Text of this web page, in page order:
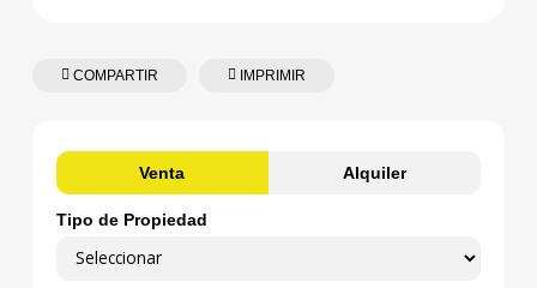
COMPARTIR IMPRIMIR
Venta Alquiler
Tipo de Propiedad